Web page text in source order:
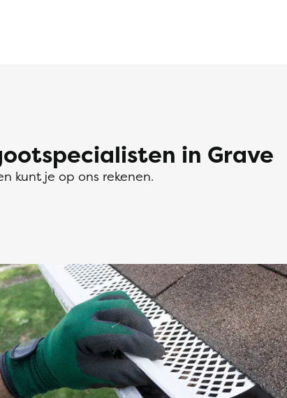
in Grave
kunt je op ons rekenen.